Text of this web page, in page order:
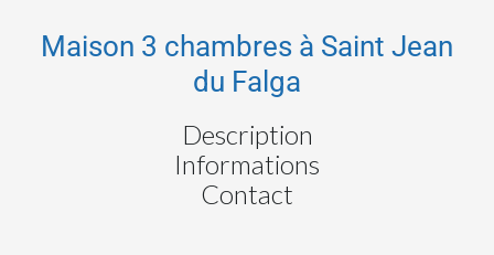
Maison 3 chambres à Saint Jean
du Falga
Description
Informations
Contact